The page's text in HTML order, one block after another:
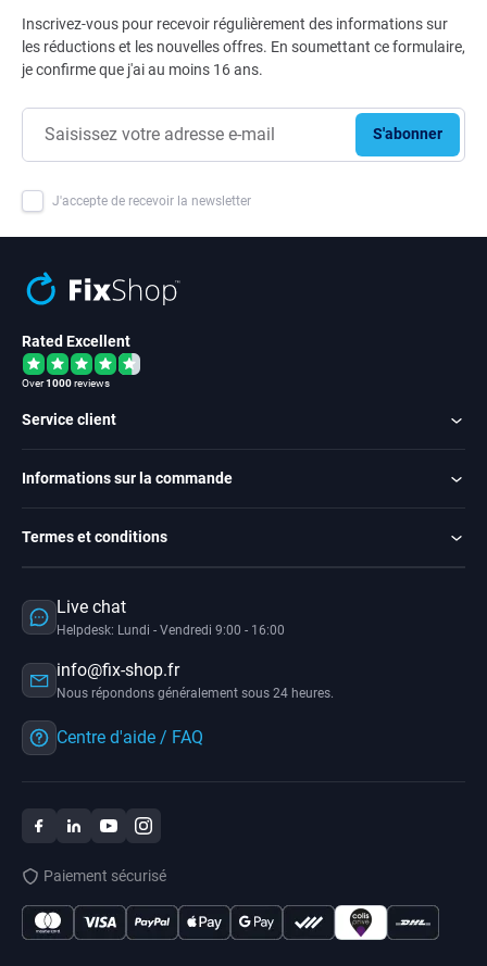
Inscrivez-vous pour recevoir régulièrement des informations sur
les réductions et les nouvelles offres. En soumettant ce formulaire,
je confirme que j'ai au moins 16 ans.
S'abonner
J'accepte de recevoir la newsletter
Rated Excellent
Over1000reviews
Service client
Informations sur la commande
Termes et conditions
Live chat
Helpdesk: Lundi - Vendredi 9:00 - 16:00
info@fix-shop.fr
Nous répondons généralement sous 24 heures.
Centre d'aide / FAQ
Paiement sécurisé